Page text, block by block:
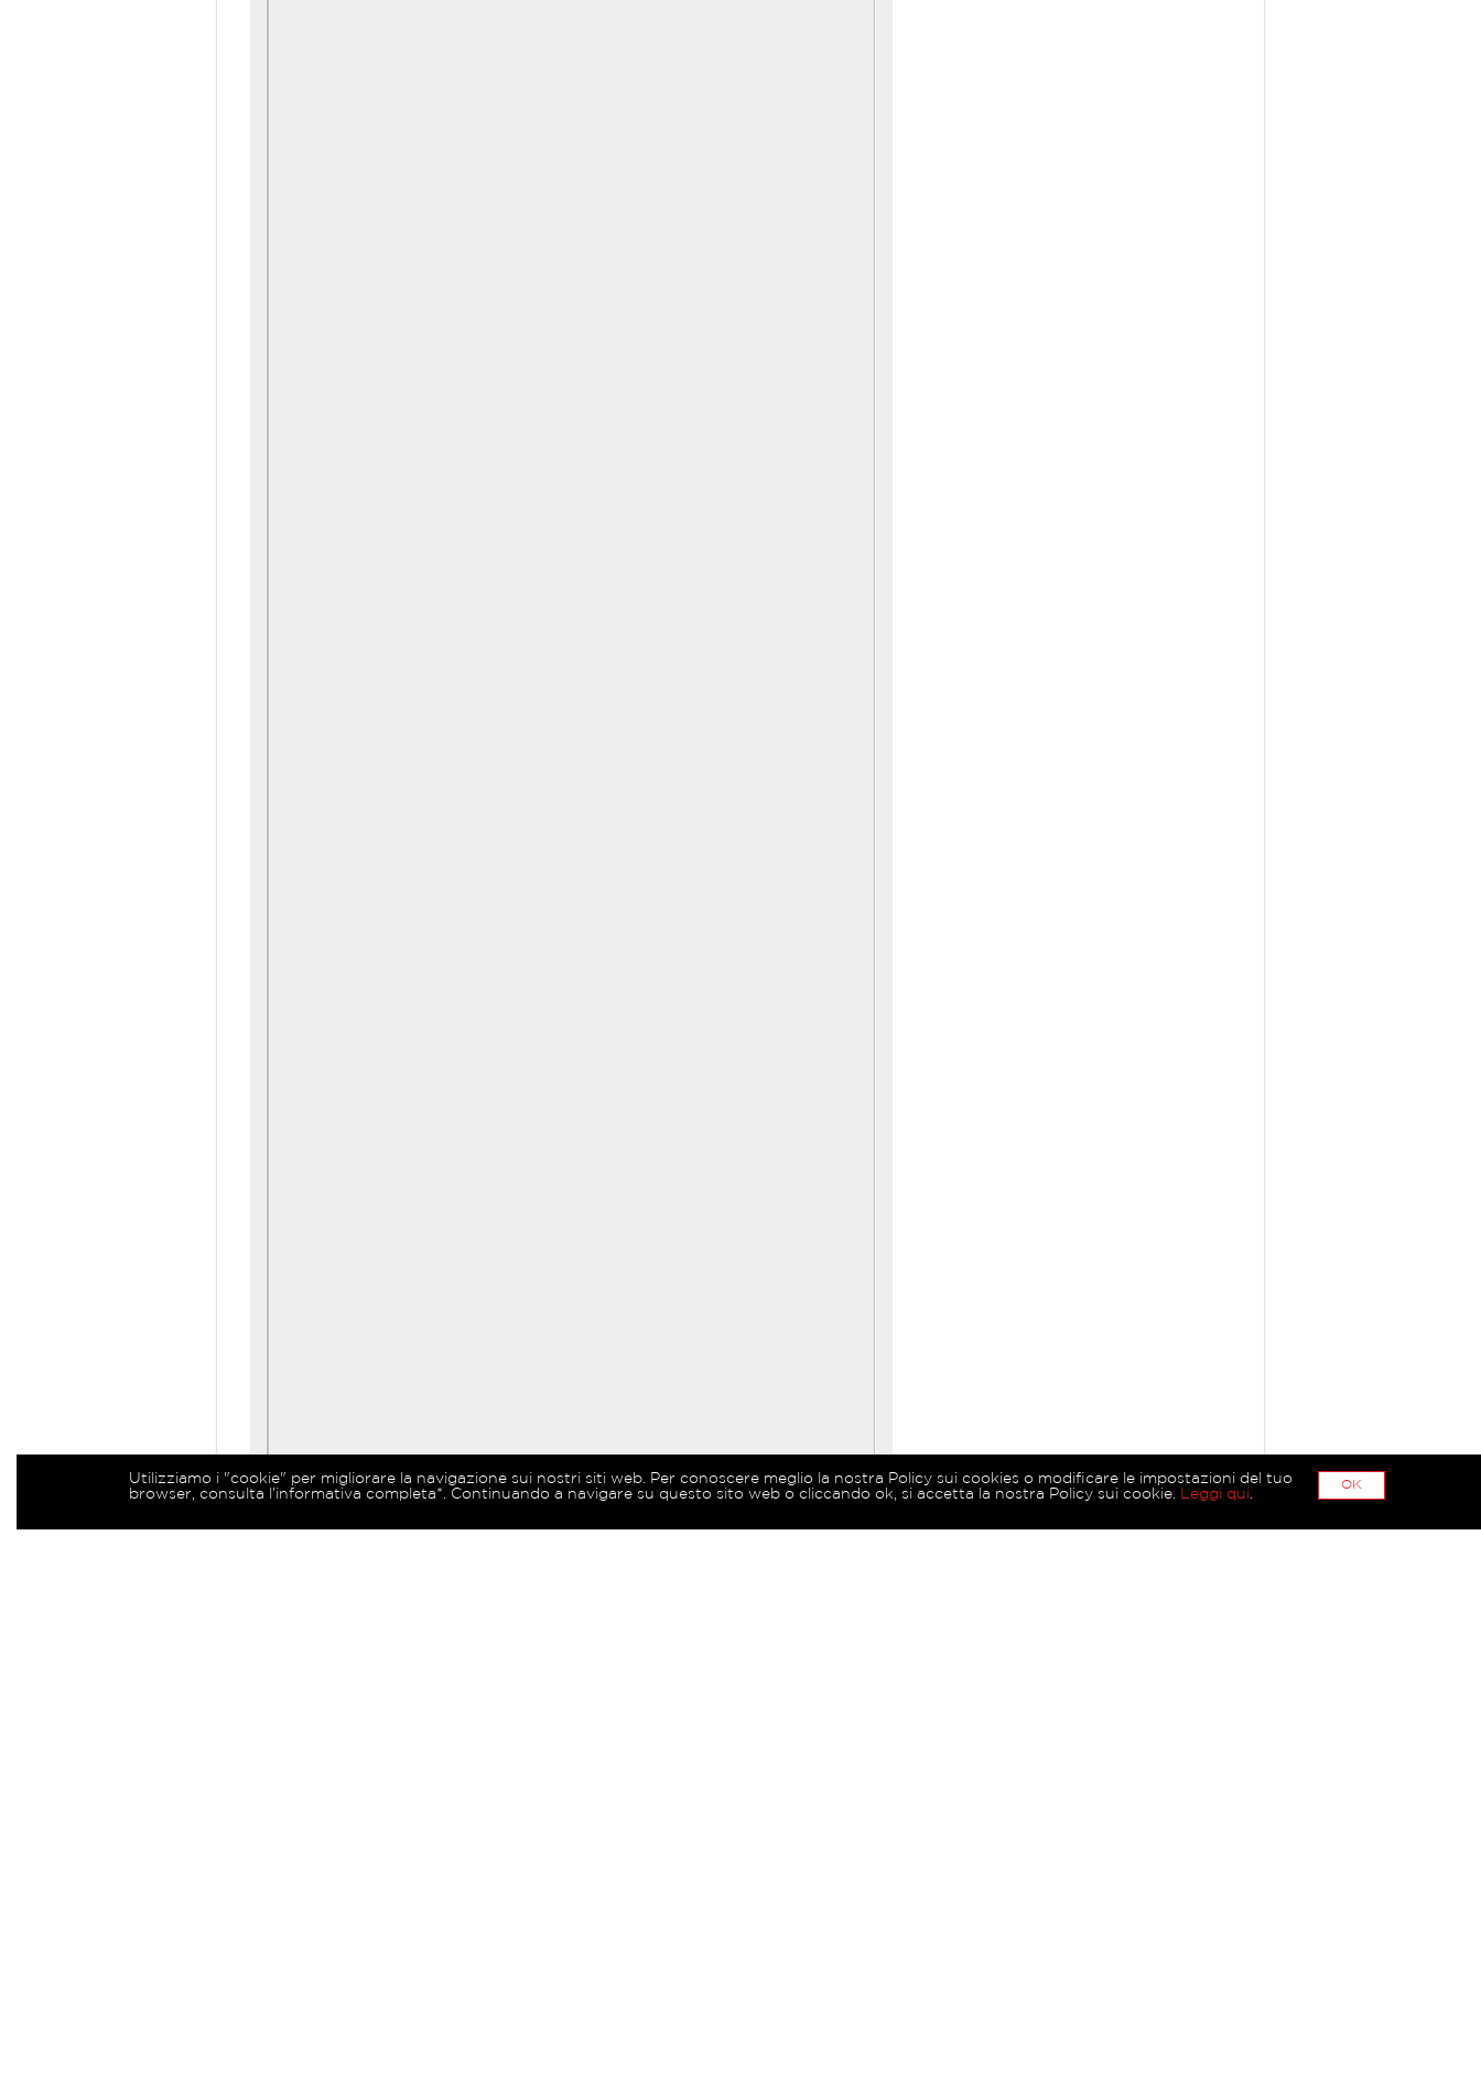
OK
Utilizziamo i "cookie" per migliorare la navigazione sui nostri siti web. Per conoscere meglio la nostra Policy sui cookies o modificare le impostazioni del tuo
browser, consulta l’informativa completa*. Continuando a navigare su questo sito web o cliccando ok, si accetta la nostra Policy sui cookie.
Leggi qui